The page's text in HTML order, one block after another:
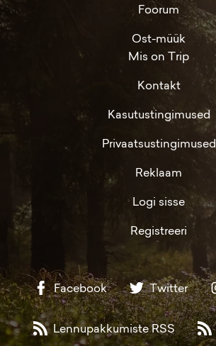
Foorum
Ost-müük
Mis on Trip
Kontakt
Kasutustingimused
Privaatsustingimused
Reklaam
Logi sisse
Registreeri
Facebook Twitter
Lennupakkumiste RSS